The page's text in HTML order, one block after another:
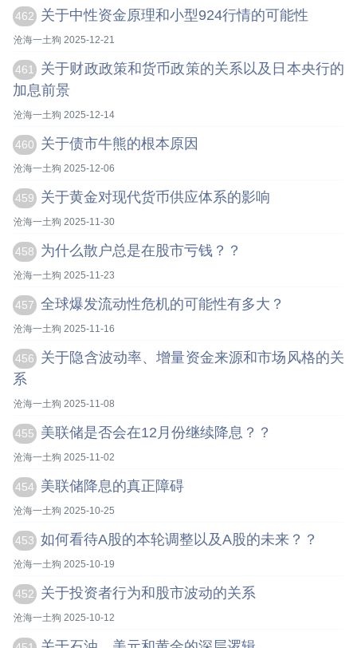
462 关于中性资金原理和小型924行情的可能性
沧海一土狗 2025-12-21
461
关于财政政策和货币政策的关系以及日本央行的
加息前景
沧海一土狗 2025-12-14
460 关于债市牛熊的根本原因
沧海一土狗 2025-12-06
459 关于黄金对现代货币供应体系的影响
沧海一土狗 2025-11-30
458 为什么散户总是在股市亏钱？？
沧海一土狗 2025-11-23
457 全球爆发流动性危机的可能性有多大？
沧海一土狗 2025-11-16
456
关于隐含波动率、增量资金来源和市场风格的关
系
沧海一土狗 2025-11-08
455 美联储是否会在12月份继续降息？？
沧海一土狗 2025-11-02
454 美联储降息的真正障碍
沧海一土狗 2025-10-25
453 如何看待A股的本轮调整以及A股的未来？？
沧海一土狗 2025-10-19
452 关于投资者行为和股市波动的关系
沧海一土狗 2025-10-12